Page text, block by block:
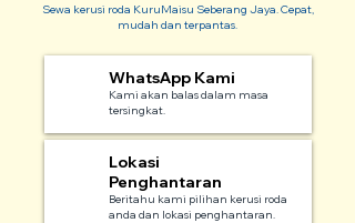
Sewa kerusi roda KuruMaisu Seberang Jaya. Cepat,
mudah dan terpantas.
WhatsApp Kami
Kami akan balas dalam masa
tersingkat.
Lokasi
Penghantaran
Beritahu kami pilihan kerusi roda
anda dan lokasi penghantaran.